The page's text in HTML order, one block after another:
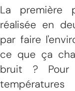
La première
réalisée en
par faire
ce que ça
bruit ? Pour